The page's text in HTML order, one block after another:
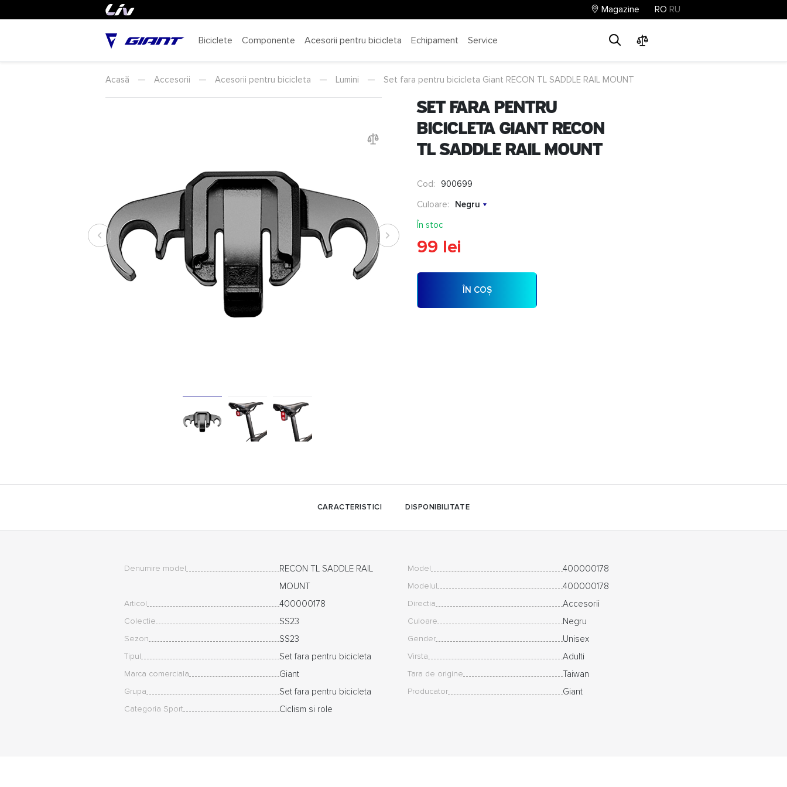
Magazine RO RU
Biciclete Componente Acesorii pentru bicicleta Echipament Service
Acasă — Accesorii — Acesorii pentru bicicleta — Lumini — Set fara pentru bicicleta Giant RECON TL SADDLE RAIL MOUNT
Set fara pentru
bicicleta Giant RECON
TL SADDLE RAIL MOUNT
Cod:
900699
Culoare:
Negru
În stoc
99 lei
ÎN COȘ
CARACTERISTICI DISPONIBILITATE
Denumire model
RECON TL SADDLE RAIL
MOUNT
Articol 400000178
Colectie SS23
Sezon SS23
Tipul Set fara pentru bicicleta
Marca comerciala Giant
Grupa Set fara pentru bicicleta
Categoria Sport Ciclism si role
Model 400000178
Modelul 400000178
Directia Accesorii
Culoare Negru
Gender Unisex
Virsta Adulti
Tara de origine Taiwan
Producator Giant